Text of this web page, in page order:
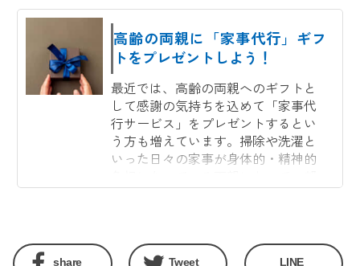
し、旅行は週末に帰ってくること...
高齢の両親に「家事代行」ギフ
トをプレゼントしよう！
最近では、高齢の両親へのギフトと
して感謝の気持ちを込めて「家事代
行サービス」をプレゼントするとい
う方も増えています。掃除や洗濯と
いった日々の家事が身体的・精神的
share Tweet LINE